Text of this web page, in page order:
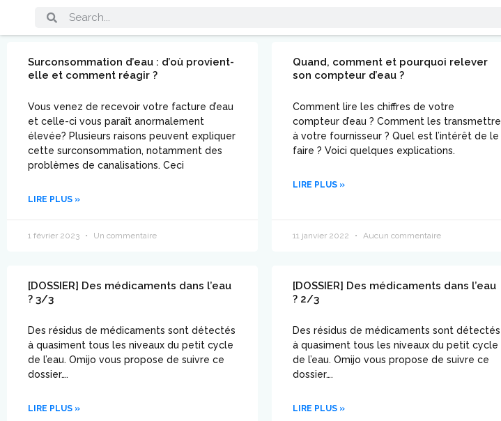
Surconsommation d’eau : d’où provient-
elle et comment réagir ?
Vous venez de recevoir votre facture d’eau
et celle-ci vous paraît anormalement
élevée? Plusieurs raisons peuvent expliquer
cette surconsommation, notamment des
problèmes de canalisations. Ceci
LIRE PLUS »
1 février 2023 Un commentaire
Quand, comment et pourquoi relever
son compteur d’eau ?
Comment lire les chiffres de votre
compteur d’eau ? Comment les transmettre
à votre fournisseur ? Quel est l’intérêt de le
faire ? Voici quelques explications.
LIRE PLUS »
11 janvier 2022 Aucun commentaire
[DOSSIER] Des médicaments dans l’eau
? 3/3
Des résidus de médicaments sont détectés
à quasiment tous les niveaux du petit cycle
de l’eau. Omijo vous propose de suivre ce
dossier….
LIRE PLUS »
[DOSSIER] Des médicaments dans l’eau
? 2/3
Des résidus de médicaments sont détectés
à quasiment tous les niveaux du petit cycle
de l’eau. Omijo vous propose de suivre ce
dossier….
LIRE PLUS »